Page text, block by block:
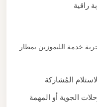
خدمة الليموزين بمطار
المُشاركة
الجوية أو المهمة